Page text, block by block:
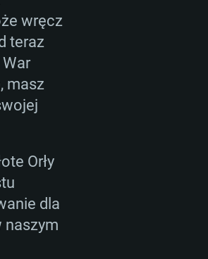
Linux
5 3600
jest wspierany)
wręcz
teraz
masz
Orły
dla
naszym